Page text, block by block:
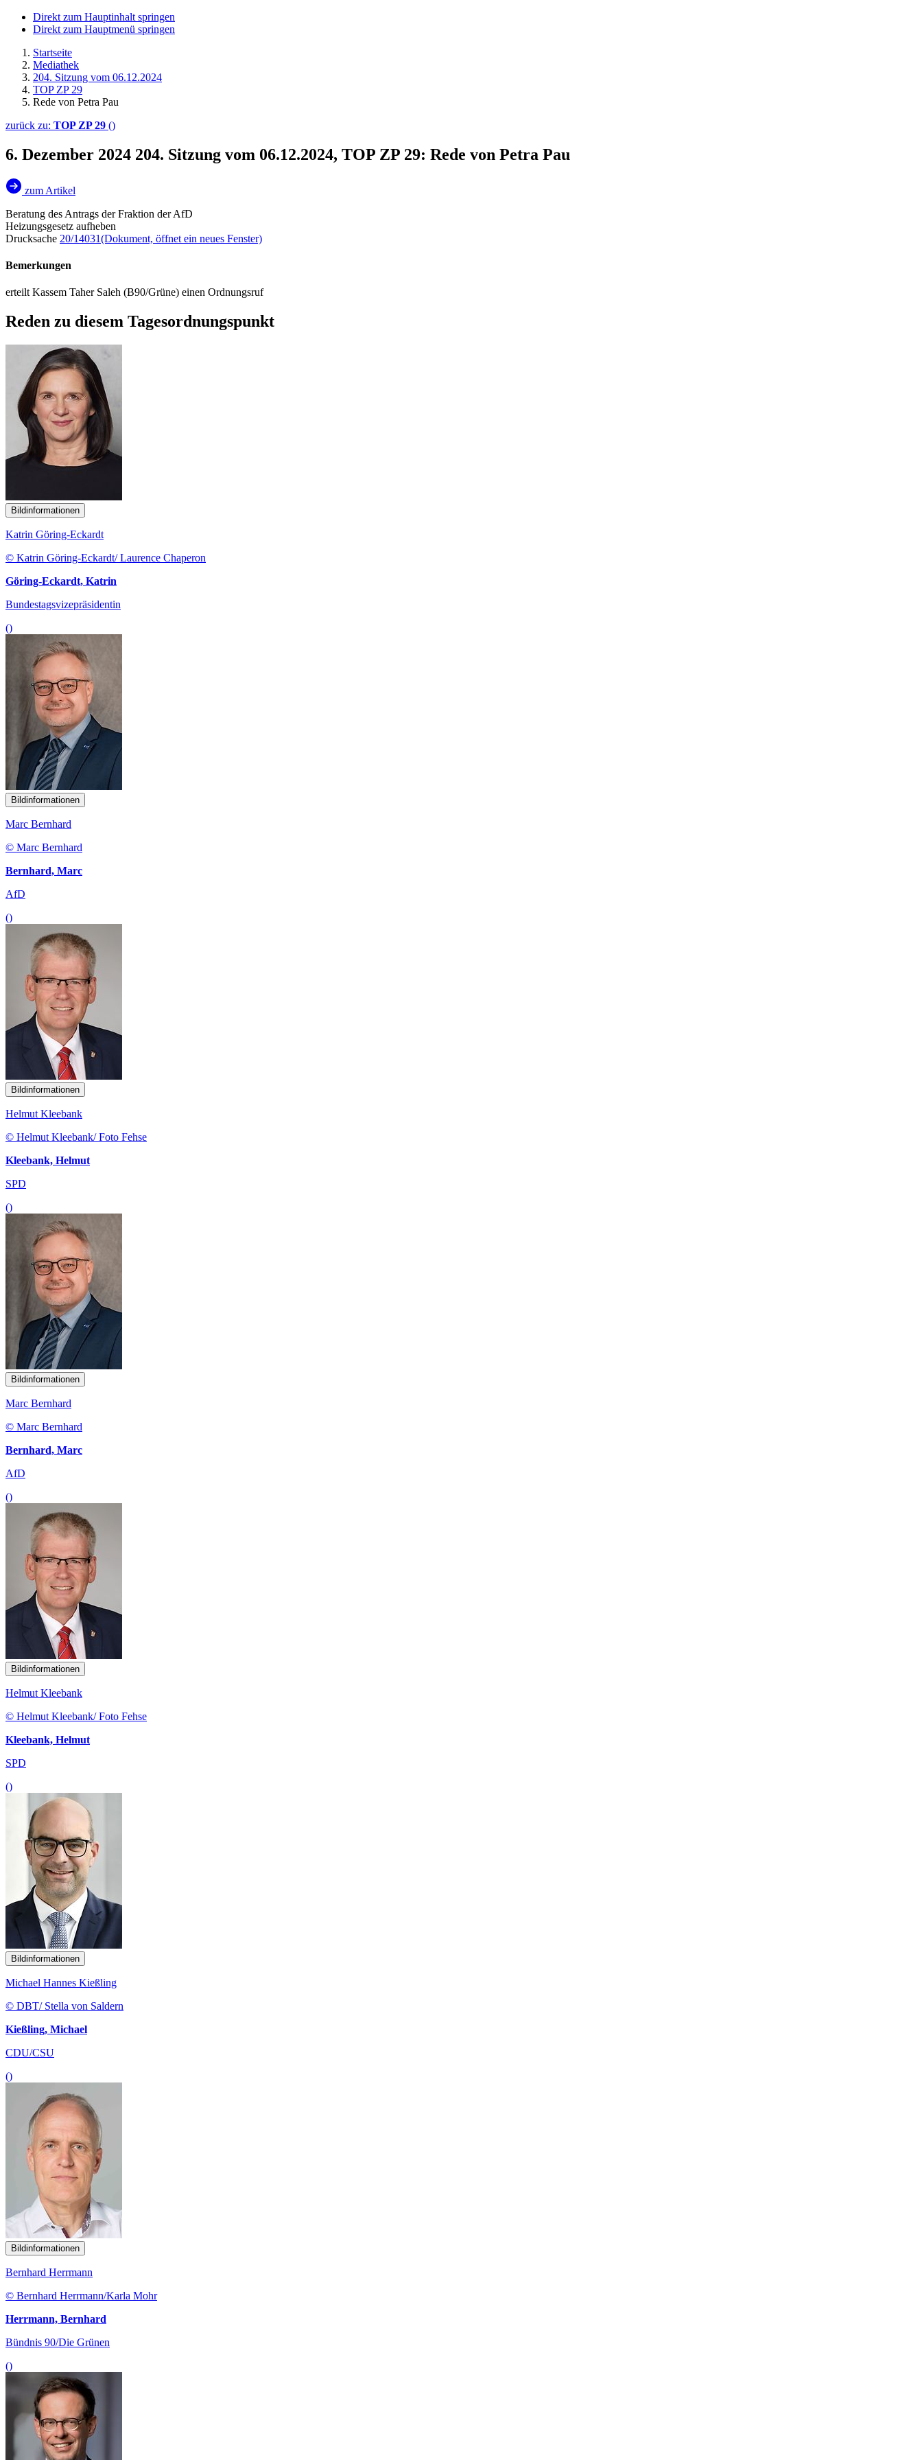
Direkt zum Hauptinhalt springen
Direkt zum Hauptmenü springen
Startseite
Mediathek
204. Sitzung vom 06.12.2024
TOP ZP 29
Rede von Petra Pau
zurück zu: TOP ZP 29 ()
6. Dezember 2024 204. Sitzung vom 06.12.2024, TOP ZP 29: Rede von Petra Pau
zum Artikel
Beratung des Antrags der Fraktion der AfD
Heizungsgesetz aufheben
Drucksache 20/14031(Dokument, öffnet ein neues Fenster)
Bemerkungen
erteilt Kassem Taher Saleh (B90/Grüne) einen Ordnungsruf
Reden zu diesem Tagesordnungspunkt
Bildinformationen
Katrin Göring-Eckardt
© Katrin Göring-Eckardt/ Laurence Chaperon
Göring-Eckardt, Katrin
Bundestagsvizepräsidentin
()
Bildinformationen
Marc Bernhard
© Marc Bernhard
Bernhard, Marc
AfD
()
Bildinformationen
Helmut Kleebank
© Helmut Kleebank/ Foto Fehse
Kleebank, Helmut
SPD
()
Bildinformationen
Marc Bernhard
© Marc Bernhard
Bernhard, Marc
AfD
()
Bildinformationen
Helmut Kleebank
© Helmut Kleebank/ Foto Fehse
Kleebank, Helmut
SPD
()
Bildinformationen
Michael Hannes Kießling
© DBT/ Stella von Saldern
Kießling, Michael
CDU/CSU
()
Bildinformationen
Bernhard Herrmann
© Bernhard Herrmann/Karla Mohr
Herrmann, Bernhard
Bündnis 90/Die Grünen
()